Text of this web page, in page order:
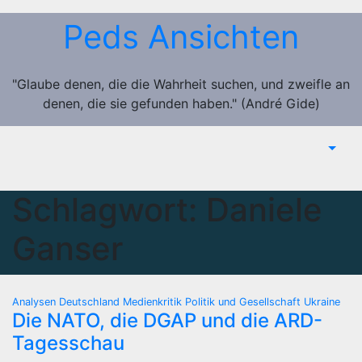
Zum
Peds Ansichten
"Glaube denen, die die Wahrheit suchen, und zweifle an
denen, die sie gefunden haben." (André Gide)
Schlagwort: Daniele
Ganser
Analysen Deutschland Medienkritik Politik und Gesellschaft Ukraine
Die NATO, die DGAP und die ARD-
Tagesschau